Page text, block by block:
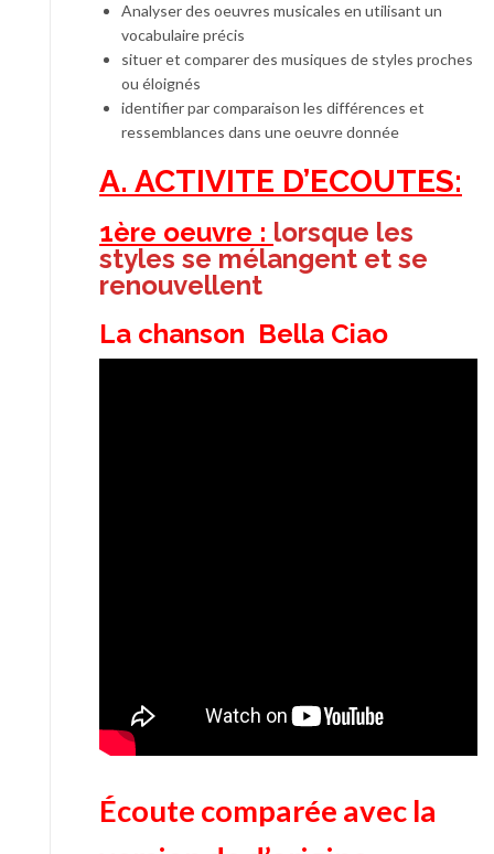
Analyser des oeuvres musicales en utilisant un
vocabulaire précis
situer et comparer des musiques de styles proches
ou éloignés
identifier par comparaison les différences et
ressemblances dans une oeuvre donnée
A. ACTIVITE D’ECOUTES:
1ère oeuvre : lorsque les
styles se mélangent et se
renouvellent
La chanson Bella Ciao
Écoute comparée avec la